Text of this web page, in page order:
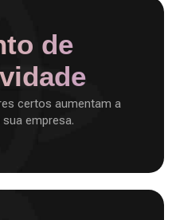
de
certos aumentam a
empresa.